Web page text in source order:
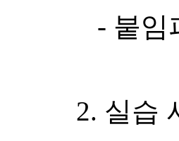
- 붙임
2. 실습